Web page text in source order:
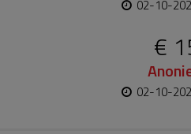
02-10-
€
02-10-